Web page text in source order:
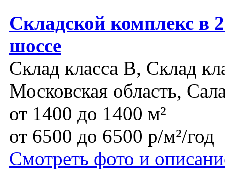
Складской комплекс
шоссе
Склад класса B, Склад
Московская область,
от 1400 до 1400 м²
от 6500 до 6500 р/м²/год
Смотреть фото и